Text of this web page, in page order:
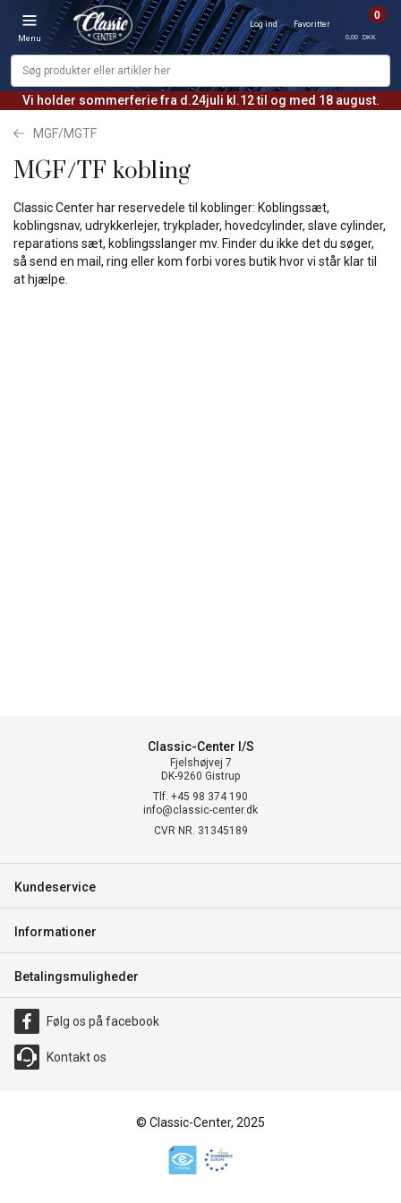
Vi holder sommerferie fra d.24juli kl.12 til og med 18 august.
Menu
Log ind Favoritter
0
0,00 DKK
MGF/MGTF
MGF/TF kobling
Classic Center har reservedele til koblinger: Koblingssæt,
koblingsnav, udrykkerlejer, trykplader, hovedcylinder, slave cylinder,
reparations sæt, koblingsslanger mv. Finder du ikke det du søger,
så send en mail, ring eller kom forbi vores butik hvor vi står klar til
at hjælpe.
Classic-Center I/S
Fjelshøjvej 7
DK-9260 Gistrup
Tlf. +45 98 374 190
info@classic-center.dk
CVR NR. 31345189
Kundeservice
Informationer
Betalingsmuligheder
Følg os på facebook
Kontakt os
© Classic-Center, 2025